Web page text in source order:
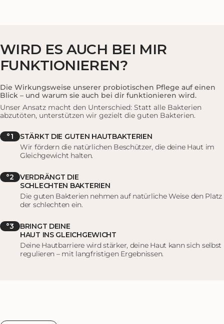
Hautbakterien an und stellen so das Gleichgewicht deines
Hautmikrobioms wieder her. Dadurch werden die natürlichen
Abwehrkräfte deiner Haut gestärkt, damit deine Haut sich besser
Bewährte Wirksamkeit:
Unsere probiotische Pflege hat bereits über 100.000 Menschen
mit verschiedenen Hautproblemen geholfen. Ob bei Akne,
Unreinheiten, Neurodermitis oder Rosacea – unsere Kunden
berichten von deutlich verbessertem Hautbild und gestärktem
Hautgefühl. Was unsere Produkte besonders macht: Sie arbeiten
mit deiner Haut, nicht gegen sie. Durch die Stärkung deines
natürlichen Hautmikrobioms unterstützen wir den Weg zu einer
ausgeglichenen, gesunden Haut, statt Symptome nur
oberflächlich zu bekämpfen.
eingesetzt werden, um ein gesundes Hautmikrobiom zu erhalten
und deine Hautgesundheit langfristig zu unterstützen.
WIRD ES AUCH BEI MIR
FUNKTIONIEREN?
Die Wirkungsweise unserer probiotischen Pflege auf einen
Blick – und warum sie auch bei dir funktionieren wird.
Unser Ansatz macht den Unterschied: Statt alle Bakterien
abzutöten, unterstützen wir gezielt die guten Bakterien.
°1
STÄRKT DIE GUTEN HAUTBAKTERIEN
Wir fördern die natürlichen Beschützer, die deine Haut im
Gleichgewicht halten.
°2
VERDRÄNGT DIE
SCHLECHTEN BAKTERIEN
Die guten Bakterien nehmen auf natürliche Weise den Platz
der schlechten ein.
°3
BRINGT DEINE
HAUT INS GLEICHGEWICHT
Deine Hautbarriere wird stärker, deine Haut kann sich selbst
regulieren – mit langfristigen Ergebnissen.